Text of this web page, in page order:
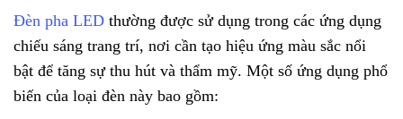
Đèn pha LED thường được sử dụng trong các ứng dụng
chiếu sáng trang trí, nơi cần tạo hiệu ứng màu sắc nổi
bật để tăng sự thu hút và thẩm mỹ. Một số ứng dụng phổ
biến của loại đèn này bao gồm: